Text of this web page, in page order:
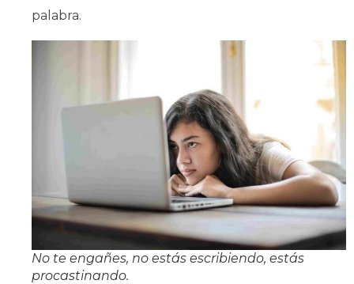
palabra.
No te engañes, no estás escribiendo, estás
procastinando.